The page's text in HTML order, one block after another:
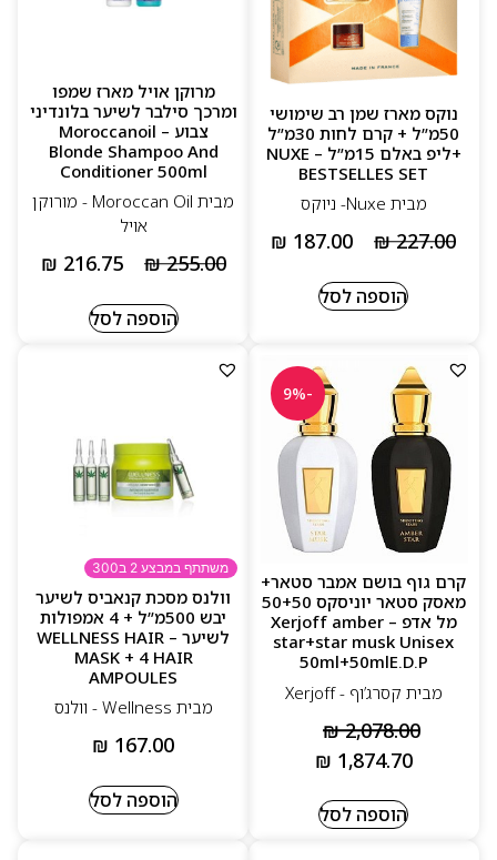
נוקס מארז שמן רב שימושי
50מ”ל + קרם לחות 30מ”ל
+ליפ באלם 15מ”ל – NUXE
BESTSELLES SET
מבית Nuxe- ניוקס
₪227.00
₪ 187.00
הוספה לסל
מרוקן אויל מארז שמפו
ומרכך סילבר לשיער בלונדיני
צבוע – Moroccanoil
Blonde Shampoo And
Conditioner 500ml
מבית Moroccan Oil - מורוקן
אויל
₪255.00
₪ 216.75
הוספה לסל
-9%
קרם גוף בושם אמבר סטאר+
מאסק סטאר יוניסקס 50+50
מל אדפ – Xerjoff amber
star+star musk Unisex
50ml+50mlE.D.P
מבית קסרג’וף - Xerjoff
₪2,078.00
₪ 1,874.70
הוספה לסל
משתתף במבצע 2 ב300
וולנס מסכת קנאביס לשיער
יבש 500מ”ל + 4 אמפולות
לשיער – WELLNESS HAIR
MASK + 4 HAIR
AMPOULES
מבית Wellness - וולנס
₪ 167.00
הוספה לסל